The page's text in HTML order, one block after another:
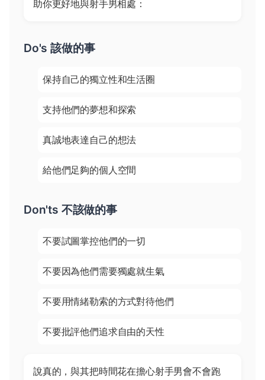
助你更好地與射手男相處：
Do's 該做的事
保持自己的獨立性和生活圈
支持他們的夢想和探索
真誠地表達自己的想法
給他們足夠的個人空間
Don'ts 不該做的事
不要試圖掌控他們的一切
不要因為他們需要獨處就生氣
不要用情緒勒索的方式對待他們
不要批評他們追求自由的天性
說真的，與其把時間花在擔心射手男會不會跑